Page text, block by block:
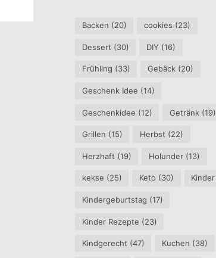
Backen (20) cookies (23)
Dessert (30) DIY (16)
Frühling (33) Gebäck (20)
Geschenk Idee (14)
Geschenkidee (12) Getränk (19)
Grillen (15) Herbst (22)
Herzhaft (19) Holunder (13)
kekse (25) Keto (30) Kinder
Kindergeburtstag (17)
Kinder Rezepte (23)
Kindgerecht (47) Kuchen (38)